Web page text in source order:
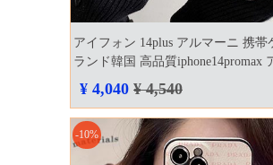
アイフォン 14plus アルマーニ 携帯
ランド韓国 高品質iphone14promax
ニ armani スマホケース
¥ 4,040 ¥ 4,540
-10%